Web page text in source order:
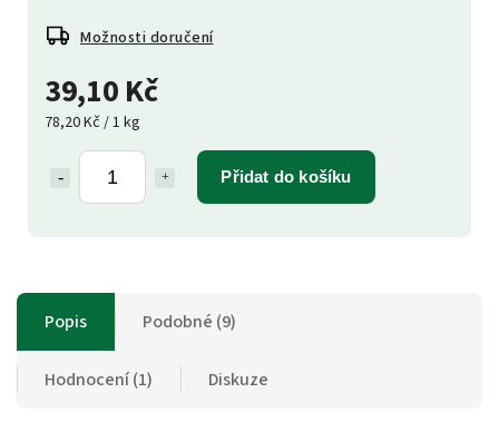
39,10 Kč
78,20 Kč / 1 kg
Přidat do košíku
Možnosti doručení
Popis Podobné (9)
Hodnocení (1) Diskuze